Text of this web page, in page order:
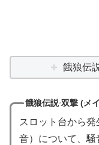
餓狼伝
餓狼伝説 双撃 (メ
スロット台から
音）について、騒